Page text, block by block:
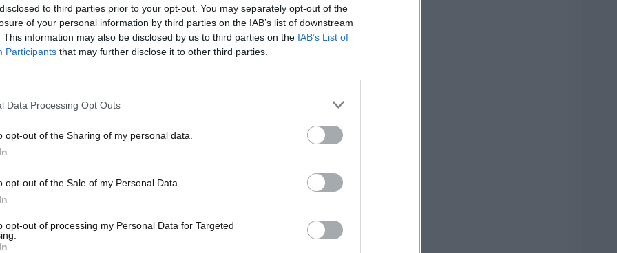
to third parties prior to your opt-out. You may separately opt-out of the
of your personal information by third parties on the IAB’s list of downstream
This information may also be disclosed by us to third parties on the IAB’s List of
Participants that may further disclose it to other third parties.
Data Processing Opt Outs
opt-out of the Sharing of my personal data.
opt-out of the Sale of my Personal Data.
opt-out of processing my Personal Data for Targeted
importante, dominando sia il Gran Premio inaugurale
Lando Norris e Oscar Piastrihanno mandato dei segnali
probabilmente, è andato anche ben oltre le aspettative.
, con quest’ultimo che sarà il nuovo compagno di
attualmente in corso.
non ci sta: “Lui aveva una
in questi primi due Gran Premi, che gli hanno
diversi la crisi di risultati di
nella Scuderia di Milton Keynes.